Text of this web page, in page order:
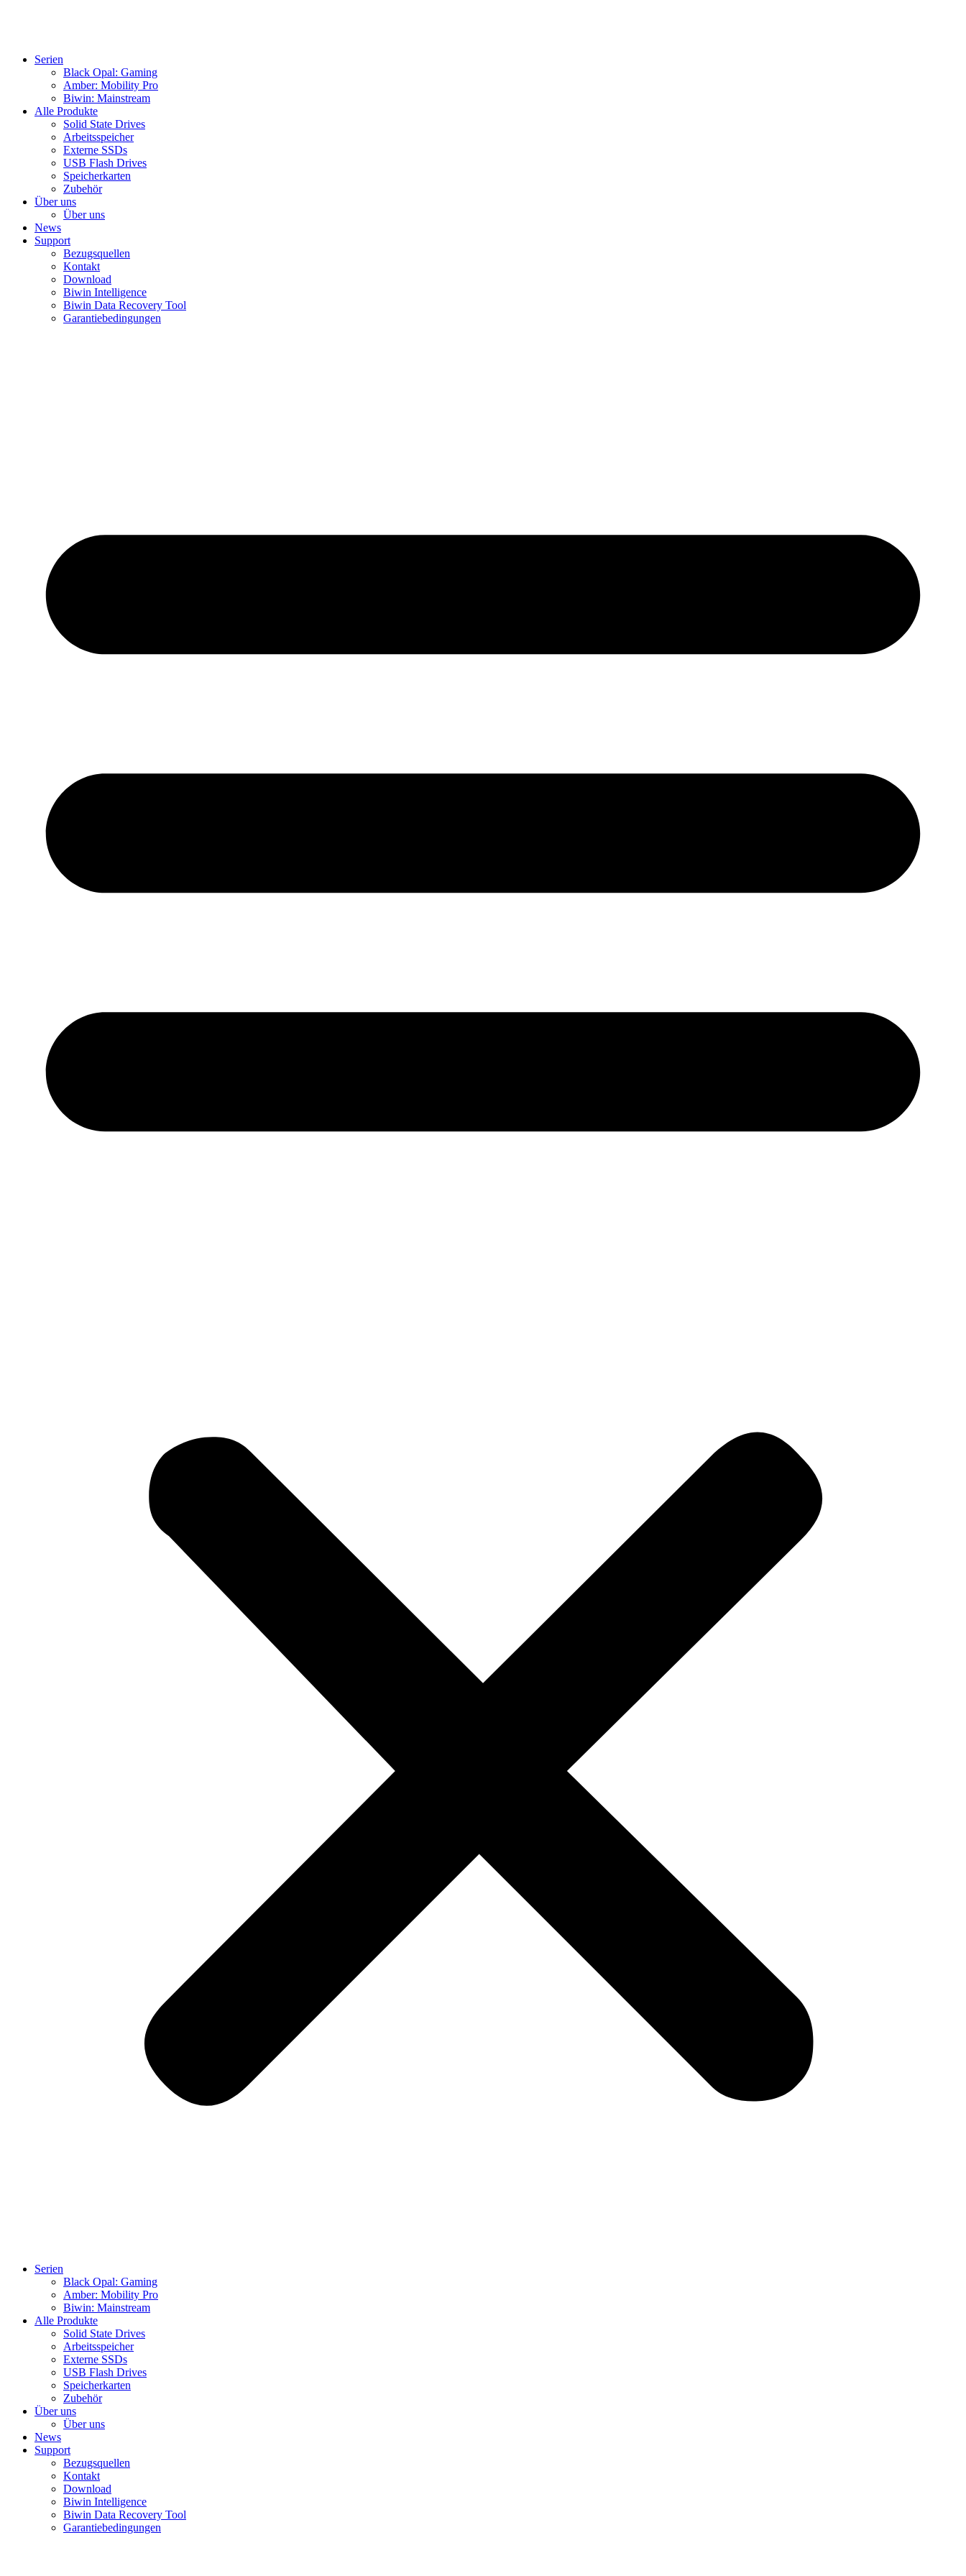
Serien
Black Opal: Gaming
Amber: Mobility Pro
Biwin: Mainstream
Alle Produkte
Solid State Drives
Arbeitsspeicher
Externe SSDs
USB Flash Drives
Speicherkarten
Zubehör
Über uns
Über uns
News
Support
Bezugsquellen
Kontakt
Download
Biwin Intelligence
Biwin Data Recovery Tool
Garantiebedingungen
Serien
Black Opal: Gaming
Amber: Mobility Pro
Biwin: Mainstream
Alle Produkte
Solid State Drives
Arbeitsspeicher
Externe SSDs
USB Flash Drives
Speicherkarten
Zubehör
Über uns
Über uns
News
Support
Bezugsquellen
Kontakt
Download
Biwin Intelligence
Biwin Data Recovery Tool
Garantiebedingungen